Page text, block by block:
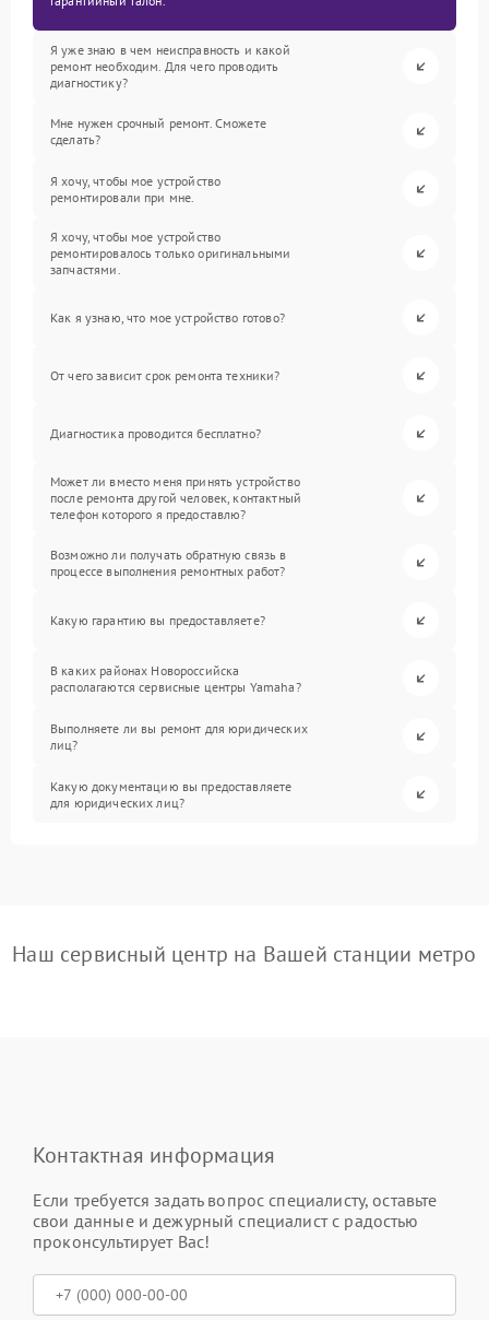
Я уже знаю в чем неисправность и какой
ремонт необходим. Для чего проводить
диагностику?
Мне нужен срочный ремонт. Сможете
сделать?
Я хочу, чтобы мое устройство
ремонтировали при мне.
Я хочу, чтобы мое устройство
ремонтировалось только оригинальными
запчастями.
Как я узнаю, что мое устройство готово?
От чего зависит срок ремонта техники?
Диагностика проводится бесплатно?
Может ли вместо меня принять устройство
после ремонта другой человек, контактный
телефон которого я предоставлю?
Возможно ли получать обратную связь в
процессе выполнения ремонтных работ?
Какую гарантию вы предоставляете?
В каких районах Новороссийска
располагаются сервисные центры Yamaha?
Выполняете ли вы ремонт для юридических
лиц?
Какую документацию вы предоставляете
для юридических лиц?
Наш сервисный центр на Вашей станции метро
Контактная информация
Если требуется задать вопрос специалисту, оставьте
свои данные и дежурный специалист с радостью
проконсультирует Вас!